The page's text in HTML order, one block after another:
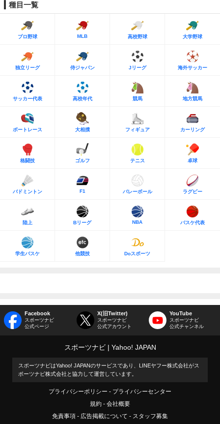
種目一覧
プロ野球 MLB 高校野球 大学野球
独立リーグ 侍ジャパン Jリーグ 海外サッカー
サッカー代表 高校年代 競馬 地方競馬
ボートレース 大相撲 フィギュア カーリング
格闘技 ゴルフ テニス 卓球
バドミントン F1 バレーボール ラグビー
陸上 Bリーグ NBA バスケ代表
学生バスケ 他競技 Doスポーツ
Facebook
スポーツナビ
公式ページ
X(旧Twitter)
スポーツナビ
公式アカウント
YouTube
スポーツナビ
公式チャンネル
スポーツナビ Yahoo! JAPAN
スポーツナビはYahoo! JAPANのサービスであり、LINEヤフー株式会社がス
ポーツナビ株式会社と協力して運営しています。
プライバシーポリシー
プライバシーセンター
規約
会社概要
免責事項
広告掲載について スタッフ募集